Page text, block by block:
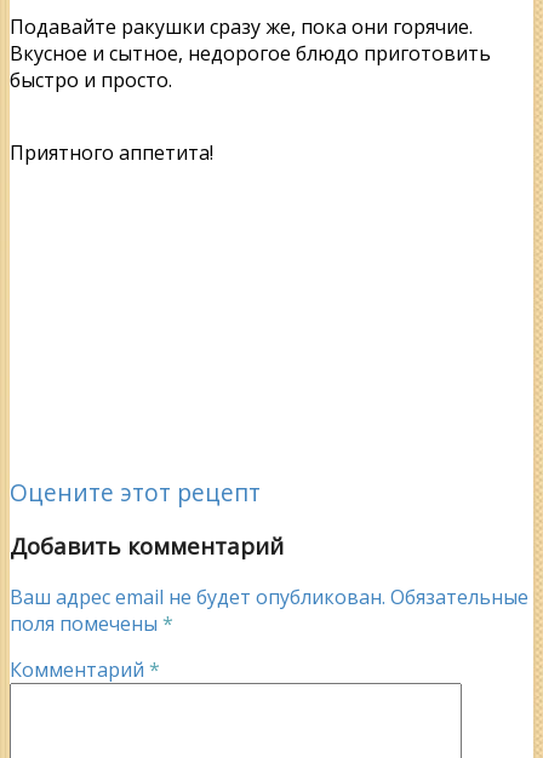
Подавайте ракушки сразу же, пока они горячие.
Вкусное и сытное, недорогое блюдо приготовить
быстро и просто.
Приятного аппетита!
Оцените этот рецепт
Добавить комментарий
Ваш адрес email не будет опубликован. Обязательные
поля помечены *
Комментарий *